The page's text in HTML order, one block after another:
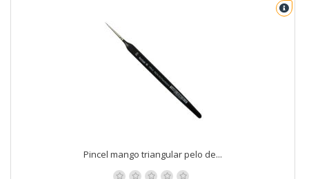
Pincel mango triangular pelo de...